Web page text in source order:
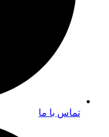
تماس با ما